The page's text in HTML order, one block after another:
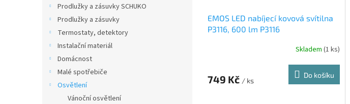
Prodlužky a zásuvky SCHUKO
Prodlužky a zásuvky
Termostaty, detektory
Instalační materiál
Domácnost
Malé spotřebiče
Osvětlení
Vánoční osvětlení
EMOS LED nabíjecí kovová svítilna
P3116, 600 lm P3116
Skladem (1 ks)
749 Kč / ks
Do košíku